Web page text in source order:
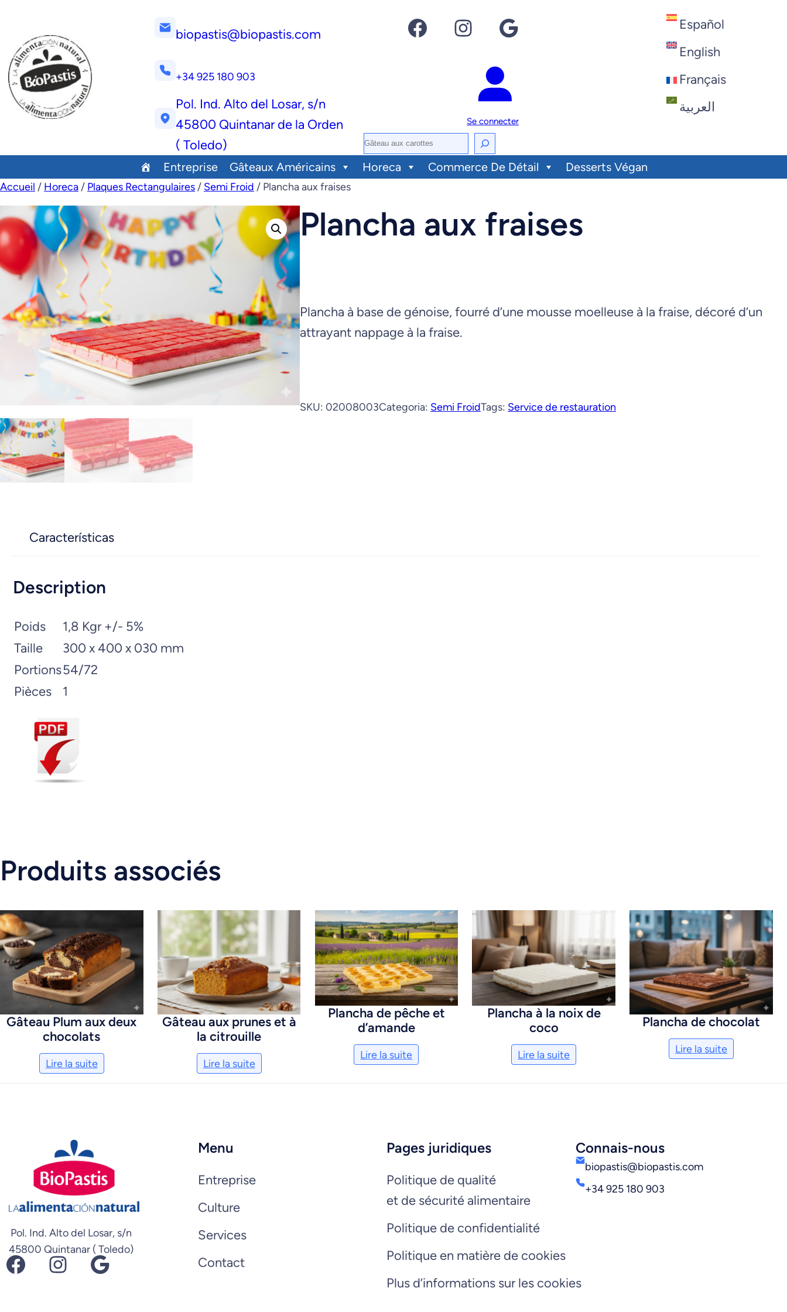
biopastis@biopastis.com
+34 925 180 903
Pol. Ind. Alto del Losar, s/n
45800 Quintanar de la Orden
( Toledo)
Facebook Instagram Google
Se connecter
R
e
c
e
e
r
Español
English
Français
العربية
Entreprise Gâteaux Américains Horeca Commerce De Détail Desserts Végan
Accueil / Horeca / Plaques Rectangulaires / Semi Froid / Plancha aux fraises
Plancha aux fraises
Plancha à base de génoise, fourré d’une mousse moelleuse à la fraise, décoré d’un
attrayant nappage à la fraise.
SKU: 02008003Categoria: Semi FroidTags: Service de restauration
Características
Description
Poids
1,8 Kgr +/- 5%
Taille
300 x 400 x 030 mm
Portions54/72
Pièces
1
Produits associés
Gâteau Plum aux deux
chocolats
Lire la suite
Gâteau aux prunes et à
la citrouille
Lire la suite
Plancha de pêche et
d’amande
Lire la suite
Plancha à la noix de
coco
Lire la suite
Plancha de chocolat
Lire la suite
Pol. Ind. Alto del Losar, s/n
45800 Quintanar ( Toledo)
Facebook Instagram Google
Menu
Entreprise
Culture
Services
Contact
Pages juridiques
Politique de qualité
et de sécurité alimentaire
Politique de confidentialité
Politique en matière de cookies
Plus d’informations sur les cookies
Connais-nous
biopastis@biopastis.com
+34 925 180 903